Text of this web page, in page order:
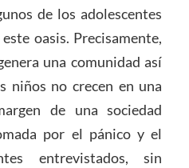
de los adolescentes
oasis. Precisamente,
una comunidad así
niños no crecen en una
de una sociedad
por el pánico y el
entrevistados, sin